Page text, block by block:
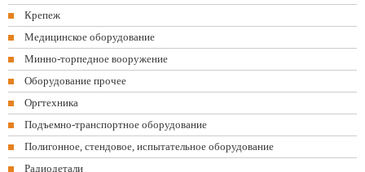
Крепеж
Медицинское оборудование
Минно-торпедное вооружение
Оборудование прочее
Оргтехника
Подъемно-транспортное оборудование
Полигонное, стендовое, испытательное оборудование
Радиодетали